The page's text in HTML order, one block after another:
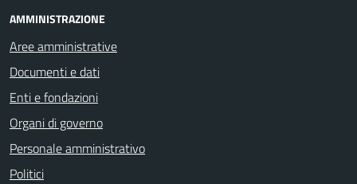
AMMINISTRAZIONE
Aree amministrative
Documenti e dati
Enti e fondazioni
Organi di governo
Personale amministrativo
Politici